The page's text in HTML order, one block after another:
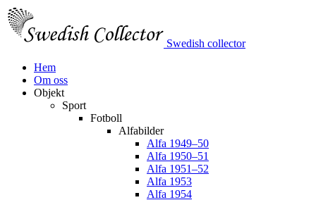
Swedish collector
Hem
Om oss
Objekt
Sport
Fotboll
Alfabilder
Alfa 1949–50
Alfa 1950–51
Alfa 1951–52
Alfa 1953
Alfa 1954